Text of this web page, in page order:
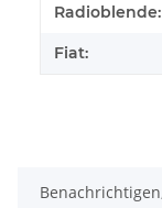
Radioblende:
Fiat: